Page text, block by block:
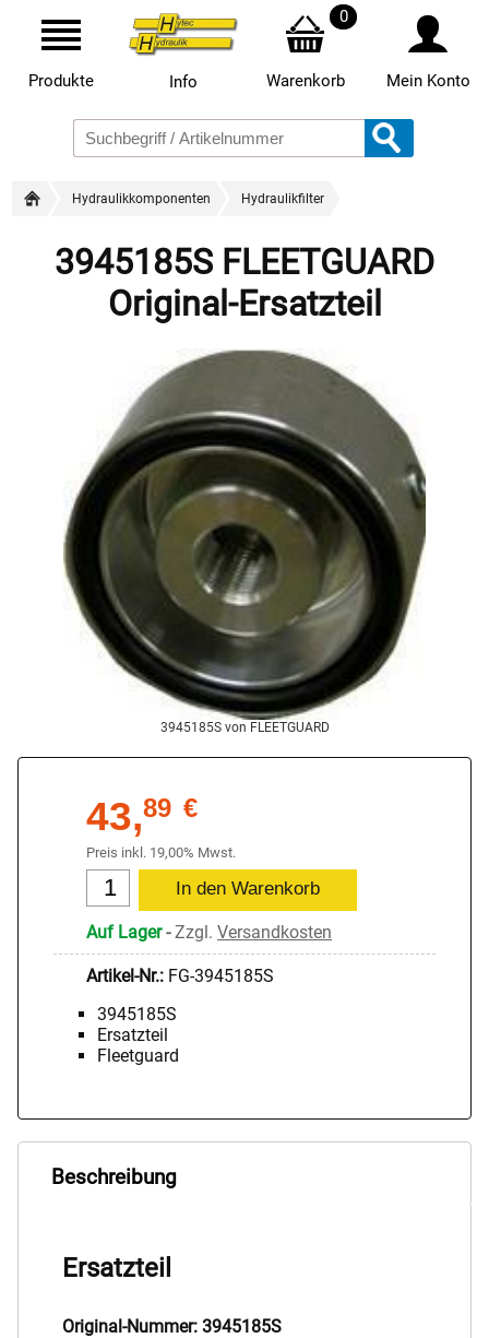
Produkte Info
0
Warenkorb Mein Konto
Hydraulikkomponenten Hydraulikfilter
3945185S FLEETGUARD
Original-Ersatzteil
3945185S von FLEETGUARD
43,89 €
Preis inkl. 19,00% Mwst.
Auf Lager-Zzgl. Versandkosten
Artikel-Nr.: FG-3945185S
3945185S
Ersatzteil
Fleetguard
Beschreibung
Ersatzteil
Original-Nummer: 3945185S